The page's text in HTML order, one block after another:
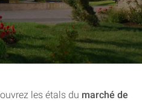
les étals du marché de